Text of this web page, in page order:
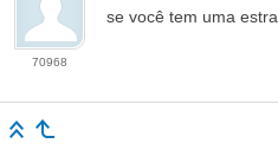
70968
se você tem uma